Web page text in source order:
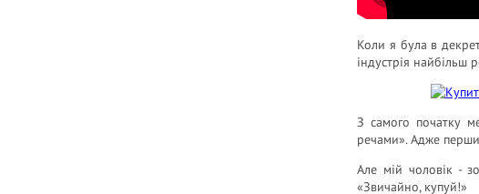
Коли я була в
індустрія найбільш
З самого початку
речами». Адже
Але мій чоловік -
«Звичайно, купуй!»